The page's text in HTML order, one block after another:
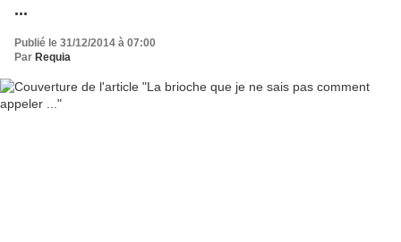
...
Publié le 31/12/2014 à 07:00
Par Requia